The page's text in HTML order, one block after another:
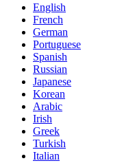
English
French
German
Portuguese
Spanish
Russian
Japanese
Korean
Arabic
Irish
Greek
Turkish
Italian